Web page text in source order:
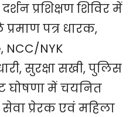
प्रशिक्षण शिविर में
पत्र धारक,
NCC/NYK
सुरक्षा सखी, पुलिस
घोषणा में चयनित
सेवा प्रेरक एवं महिला